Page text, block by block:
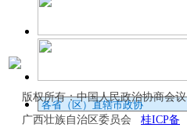
版权所有：中国人民政治协商会议
广西壮族自治区委员会 桂ICP备